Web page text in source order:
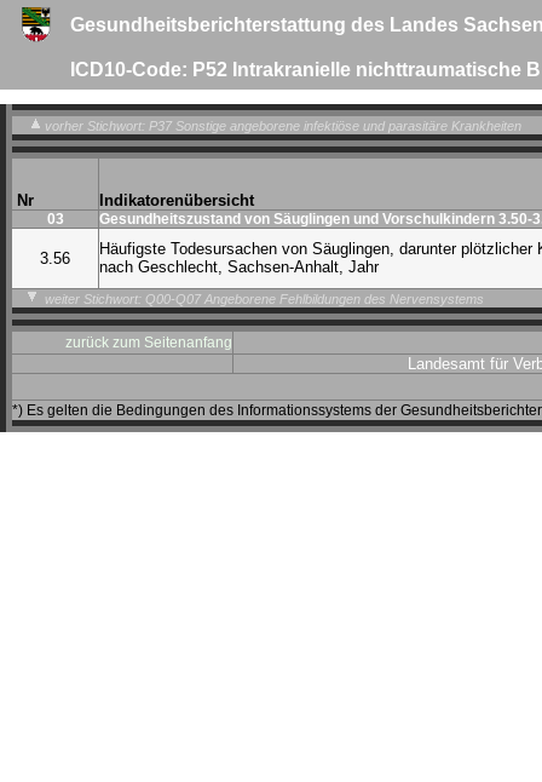
Gesundheitsberichterstattung des Landes
ICD10-Code: P52 Intrakranielle nichttraumatische
vorher Stichwort: P37 Sonstige angeborene infektiöse und parasitäre Krankheiten
Nr Indikatorenübersicht
03 Gesundheitszustand von Säuglingen und Vorschulkindern 3.50-
3.56
Häufigste Todesursachen von Säuglingen, darunter plötzlicher
nach Geschlecht, Sachsen-Anhalt, Jahr
weiter Stichwort: Q00-Q07 Angeborene Fehlbildungen des Nervensystems
zurück zum Seitenanfang
Landesamt für
*) Es gelten die Bedingungen des Informationssystems der